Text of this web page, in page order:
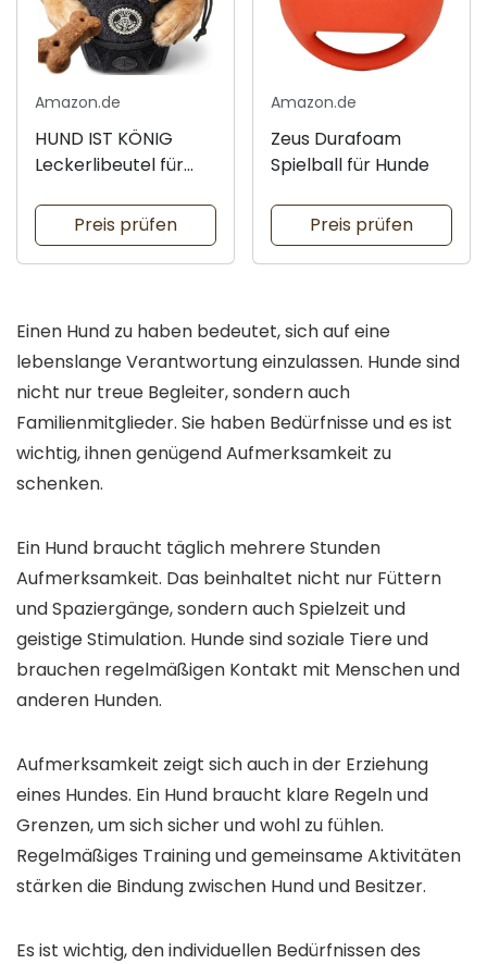
Amazon.de
HUND IST KÖNIG
Leckerlibeutel für
Preis prüfen
Amazon.de
Zeus Durafoam
Spielball für Hunde
Preis prüfen
Einen Hund zu haben bedeutet, sich auf eine
lebenslange Verantwortung einzulassen. Hunde sind
nicht nur treue Begleiter, sondern auch
Familienmitglieder. Sie haben Bedürfnisse und es ist
wichtig, ihnen genügend Aufmerksamkeit zu
schenken.
Ein Hund braucht täglich mehrere Stunden
Aufmerksamkeit. Das beinhaltet nicht nur Füttern
und Spaziergänge, sondern auch Spielzeit und
geistige Stimulation. Hunde sind soziale Tiere und
brauchen regelmäßigen Kontakt mit Menschen und
anderen Hunden.
Aufmerksamkeit zeigt sich auch in der Erziehung
eines Hundes. Ein Hund braucht klare Regeln und
Grenzen, um sich sicher und wohl zu fühlen.
Regelmäßiges Training und gemeinsame Aktivitäten
stärken die Bindung zwischen Hund und Besitzer.
Es ist wichtig, den individuellen Bedürfnissen des